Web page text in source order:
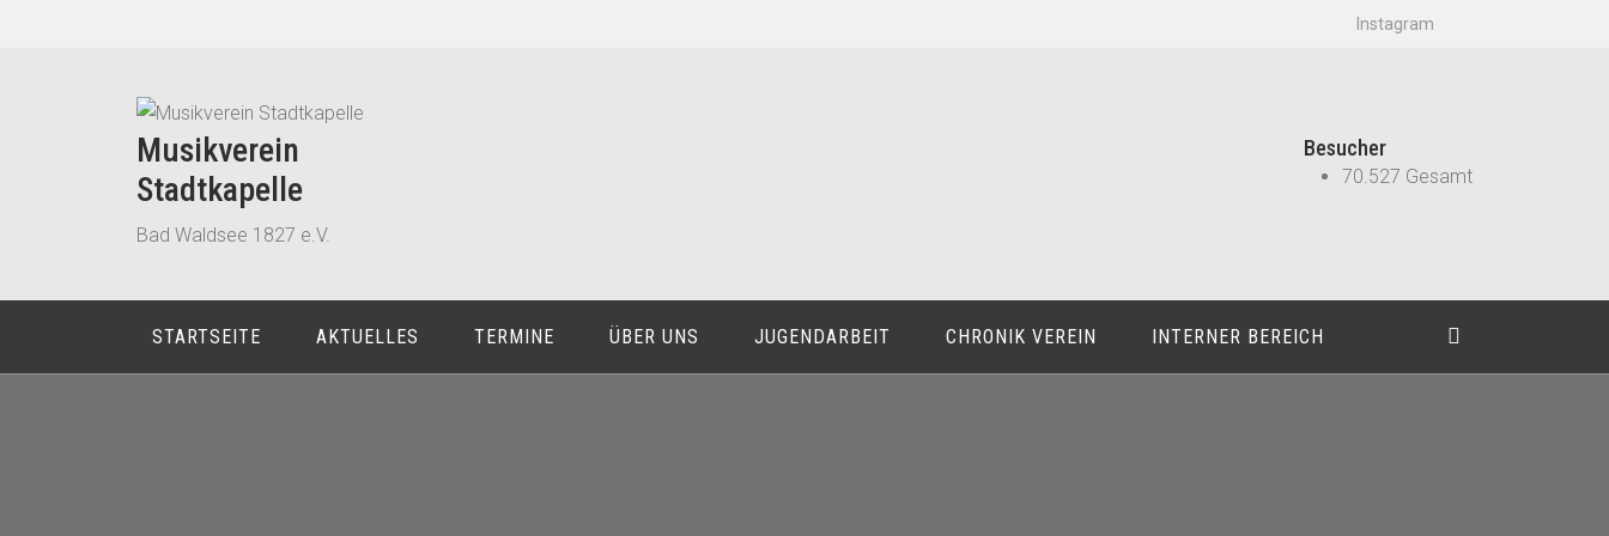
Instagram
Musikverein
Stadtkapelle
Bad Waldsee 1827 e.V.
Besucher
70.527 Gesamt
STARTSEITE AKTUELLES TERMINE ÜBER UNS JUGENDARBEIT CHRONIK VEREIN INTERNER BEREICH